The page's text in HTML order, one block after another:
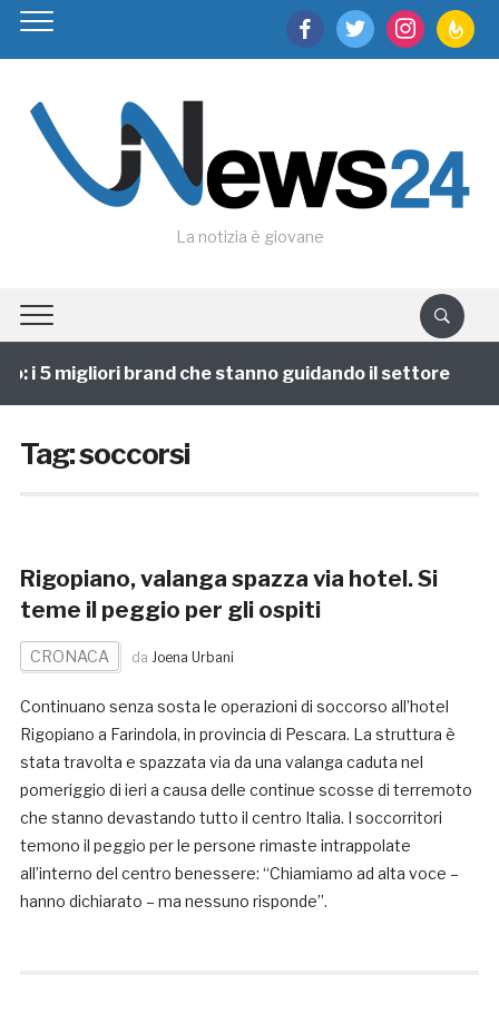
facebooktwitter instagram
La notizia è giovane
i 5 migliori brand che stanno guidando il settore
Tag:soccorsi
Rigopiano, valanga spazza via hotel. Si
teme il peggio per gli ospiti
CRONACA da Joena Urbani
Continuano senza sosta le operazioni di soccorso all’hotel
Rigopiano a Farindola, in provincia di Pescara. La struttura è
stata travolta e spazzata via da una valanga caduta nel
pomeriggio di ieri a causa delle continue scosse di terremoto
che stanno devastando tutto il centro Italia. I soccorritori
temono il peggio per le persone rimaste intrappolate
all’interno del centro benessere: “Chiamiamo ad alta voce –
hanno dichiarato – ma nessuno risponde”.